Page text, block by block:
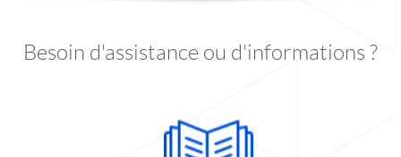
Besoin d'assistance ou d'informations ?